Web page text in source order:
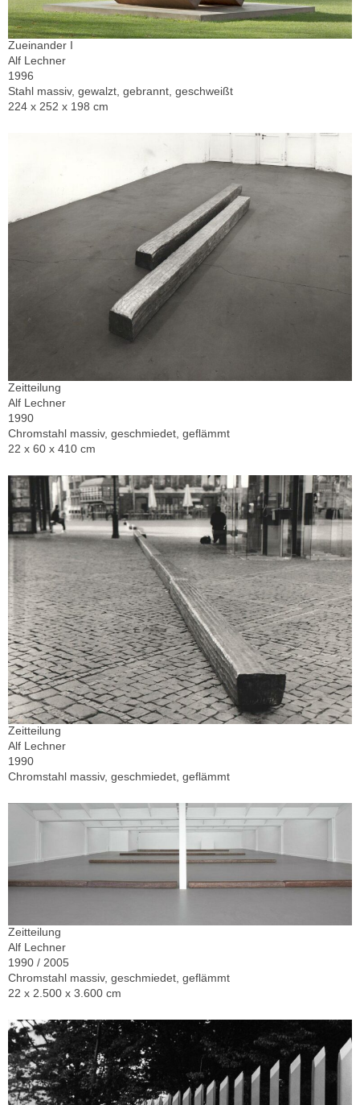
Zueinander I
Alf Lechner
1996
Stahl massiv, gewalzt, gebrannt, geschweißt
224 x 252 x 198 cm
Zeitteilung
Alf Lechner
1990
Chromstahl massiv, geschmiedet, geflämmt
22 x 60 x 410 cm
Zeitteilung
Alf Lechner
1990
Chromstahl massiv, geschmiedet, geflämmt
Zeitteilung
Alf Lechner
1990 / 2005
Chromstahl massiv, geschmiedet, geflämmt
22 x 2.500 x 3.600 cm